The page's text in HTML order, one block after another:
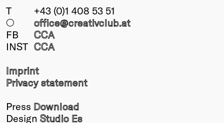
T
+43 (0)1 408 53 51
○
office@creativclub.at
FB
CCA
INST CCA
Imprint
Privacy statement
Press Download
Design Studio Es